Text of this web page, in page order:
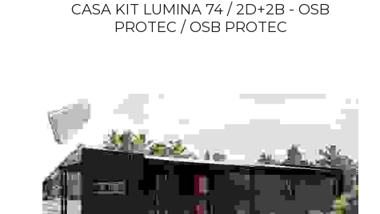
CASA KIT LUMINA 74 / 2D+2B - OSB
PROTEC / OSB PROTEC